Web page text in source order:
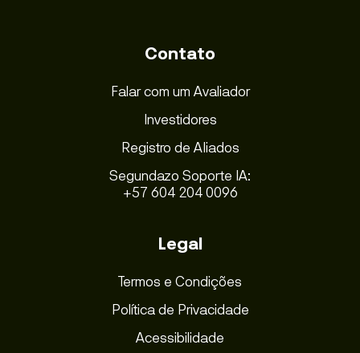
Contato
Falar com um Avaliador
Investidores
Registro de Aliados
Segundazo Soporte IA:
+57 604 204 0096
Legal
Termos e Condições
Política de Privacidade
Acessibilidade